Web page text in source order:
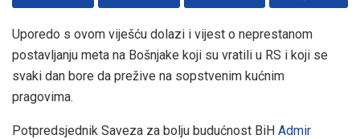
Uporedo s ovom viješću dolazi i vijest o neprestanom
postavljanju meta na Bošnjake koji su vratili u RS i koji se
svaki dan bore da prežive na sopstvenim kućnim
pragovima.
Potpredsjednik Saveza za bolju budućnost BiH Admir